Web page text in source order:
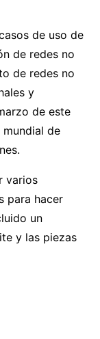
de uso de
de redes no
de redes no
y
de este
de
varios
para hacer
un
y las piezas